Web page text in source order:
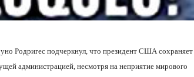
Родригес подчеркнул, что президент США сохраняет
администрацией, несмотря на неприятие мирового